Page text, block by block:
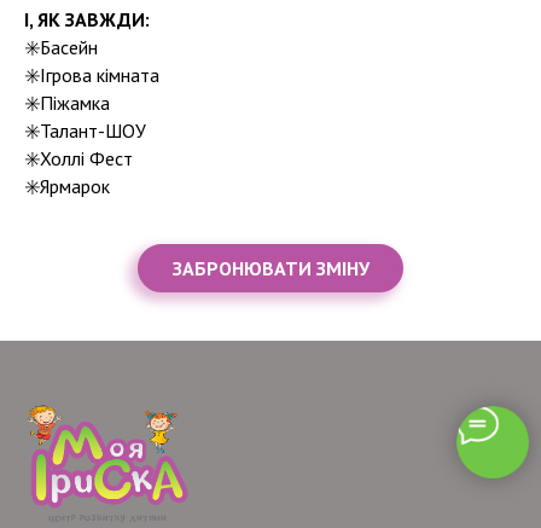
І, ЯК ЗАВЖДИ:
✳️Басейн
✳️Ігрова кімната
✳️Піжамка
✳️Талант-ШОУ
✳️Холлі Фест
✳️Ярмарок
ЗАБРОНЮВАТИ ЗМІНУ